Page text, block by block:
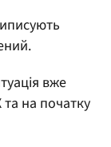
вже
та на початку